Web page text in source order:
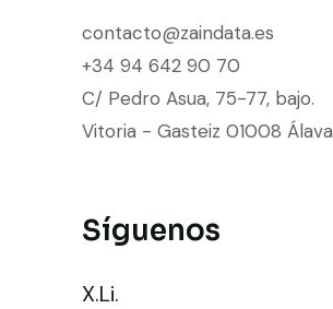
contacto@zaindata.es
+34 94 642 90 70
C/ Pedro Asua, 75-77, bajo.
Vitoria - Gasteiz 01008 Álava
Síguenos
X.Li.